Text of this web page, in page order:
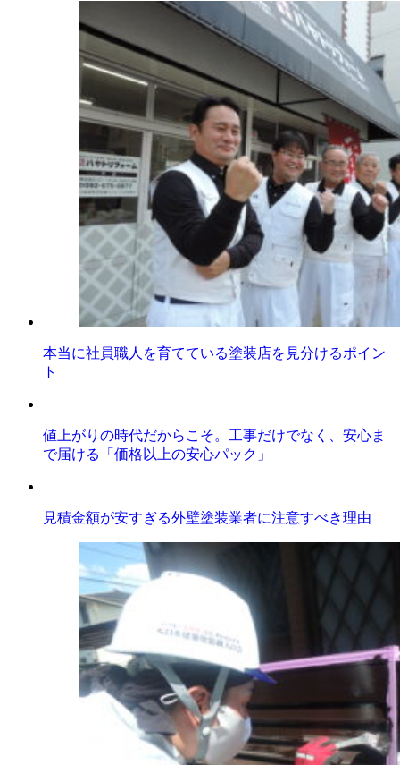
本当に社員職人を育てている塗装店を見分けるポイン
ト
値上がりの時代だからこそ。工事だけでなく、安心ま
で届ける「価格以上の安心パック」
見積金額が安すぎる外壁塗装業者に注意すべき理由